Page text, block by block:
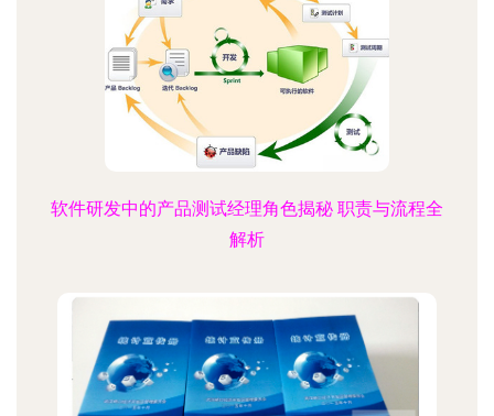
软件研发中的产品测试经理角色揭秘 职责与流程全
解析